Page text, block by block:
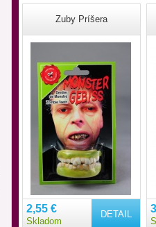
Zuby Príšera
DETAIL
2,55 €
Skladom